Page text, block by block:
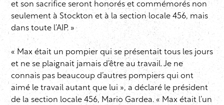
et son sacrifice seront honorés et commémorés non
seulement à Stockton et à la section locale 456, mais
dans toute l’AIP. »
« Max était un pompier qui se présentait tous les jours
et ne se plaignait jamais d’être au travail. Je ne
connais pas beaucoup d’autres pompiers qui ont
aimé le travail autant que lui », a déclaré le président
de la section locale 456, Mario Gardea. « Max était l’un